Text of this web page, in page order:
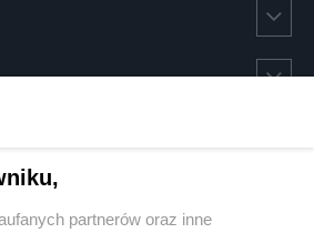
partnerów oraz inne